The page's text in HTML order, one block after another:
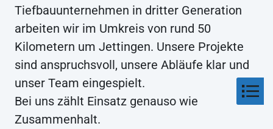
Tiefbauunternehmen in dritter Generation
arbeiten wir im Umkreis von rund 50
Kilometern um Jettingen. Unsere Projekte
sind anspruchsvoll, unsere Abläufe klar und
unser Team eingespielt.
Bei uns zählt Einsatz genauso wie
Zusammenhalt.